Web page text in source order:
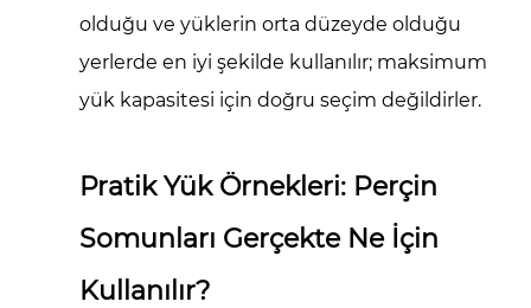
olduğu ve yüklerin orta düzeyde olduğu
yerlerde en iyi şekilde kullanılır; maksimum
yük kapasitesi için doğru seçim değildirler.
Pratik Yük Örnekleri: Perçin
Somunları Gerçekte Ne İçin
Kullanılır?